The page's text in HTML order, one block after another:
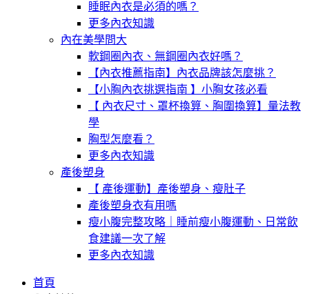
睡眠內衣是必須的嗎？
更多內衣知識
內在美學問大
軟鋼圈內衣、無鋼圈內衣好嗎？
【內衣推薦指南】內衣品牌該怎麼挑？
【小胸內衣挑選指南 】小胸女孩必看
【 內衣尺寸、罩杯換算、胸圍換算】量法教
學
胸型怎麼看？
更多內衣知識
產後塑身
【 產後運動】產後塑身、瘦肚子
產後塑身衣有用嗎
瘦小腹完整攻略｜睡前瘦小腹運動、日常飲
食建議一次了解
更多內衣知識
首頁